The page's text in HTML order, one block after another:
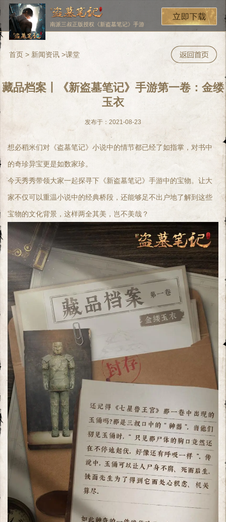
南派三叔正版授权《新盗墓笔记》手游
首页> 新闻资讯>课堂
藏品档案丨《新盗墓笔记》手游第一卷：金缕
玉衣
发布于：2021-08-23
想必稻米们对《盗墓笔记》小说中的情节都已经了如指掌，对书中
的奇珍异宝更是如数家珍。
今天秀秀带领大家一起探寻下《新盗墓笔记》手游中的宝物。让大
家不仅可以重温小说中的经典桥段，还能够足不出户地了解到这些
宝物的文化背景，这样两全其美，岂不美哉？